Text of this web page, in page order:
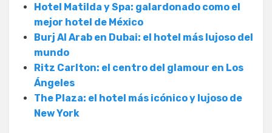
Hotel Matilda y Spa: galardonado como el
mejor hotel de México
Burj Al Arab en Dubai: el hotel más lujoso del
mundo
Ritz Carlton: el centro del glamour en Los
Ángeles
The Plaza: el hotel más icónico y lujoso de
New York